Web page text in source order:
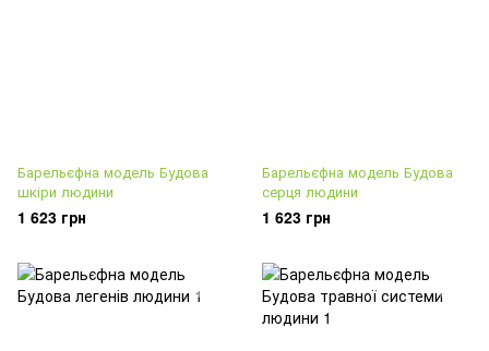
Барельєфна модель Будова
шкіри людини
1 623 грн
Барельєфна модель Будова
серця людини
1 623 грн